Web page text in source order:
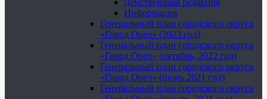
Действующая редакция
Информация
Генеральный план городского округа
«Город Орел» (2023 год)
Генеральный план городского округа
«Город Орел» (октябрь, 2022 год)
Генеральный план городского округа
«Город Орел» (июнь 2021 год)
Генеральный план городского округа